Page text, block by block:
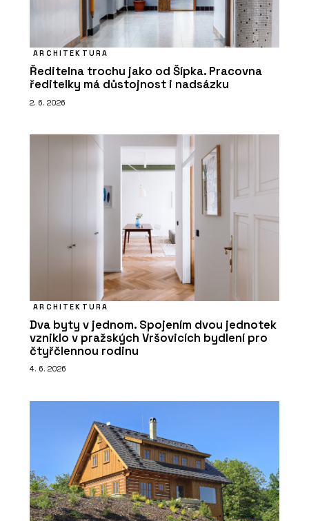
ARCHITEKTURA
Ředitelna trochu jako od Šípka. Pracovna
ředitelky má důstojnost i nadsázku
2. 6. 2026
ARCHITEKTURA
Dva byty v jednom. Spojením dvou jednotek
vzniklo v pražských Vršovicích bydlení pro
čtyřčlennou rodinu
4. 6. 2026